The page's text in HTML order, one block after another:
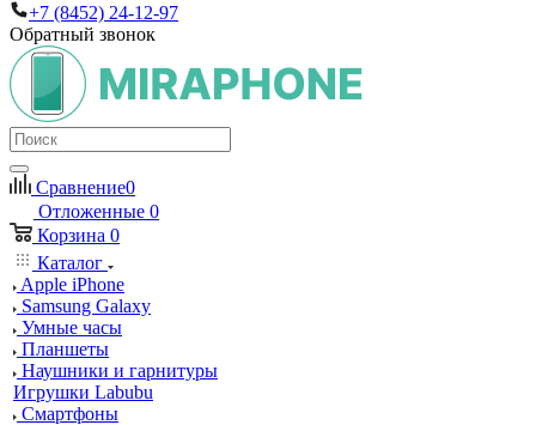
+7 (8452) 24-12-97
Обратный звонок
Сравнение0
Отложенные 0
Корзина 0
Каталог
Apple iPhone
Samsung Galaxy
Умные часы
Планшеты
Наушники и гарнитуры
Игрушки Labubu
Смартфоны